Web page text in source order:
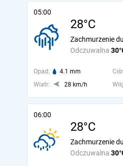
05:00
28°C
Odczuwalna
Zachmurzenie
Opad: 4.1 mm
Wiatr:
28 km/h
06:00
28°C
Odczuwalna
Zachmurzenie